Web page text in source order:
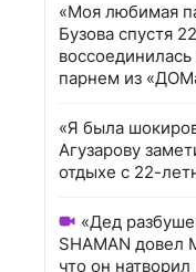
«Моя любимая
Бузова спустя
парнем из
«Я была
Агузарову
отдыхе с 22-
«Дед
SHAMAN довел
что он натворил